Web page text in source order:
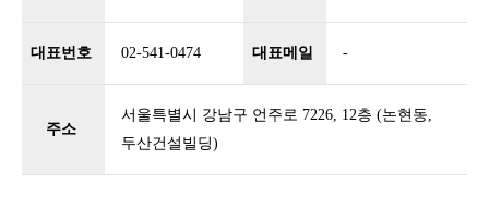
대표번호 02-541-0474 대표메일 -
주소
서울특별시 강남구 언주로 7226, 12층 (논현동,
두산건설빌딩)